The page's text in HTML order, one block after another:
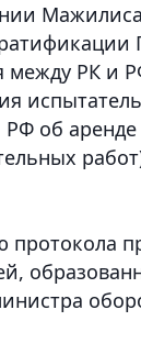
между РК и
об